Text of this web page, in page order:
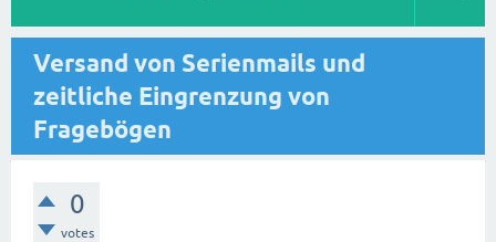
Versand von Serienmails und
zeitliche Eingrenzung von
Fragebögen
0
votes